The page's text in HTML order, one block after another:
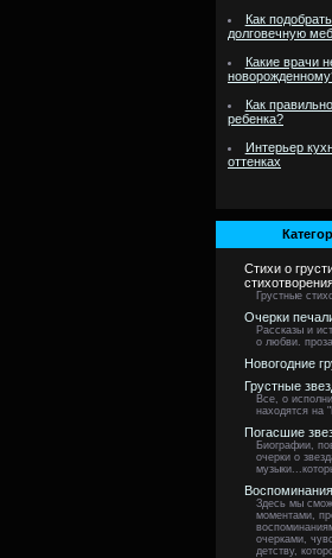
Как
долговечную
Какие врачи
Как
ребенка?
Интерьер
оттенках
Стихи о
Грустные
Очерки
Рассказы и
о любви.
Новогодние
Грустные
Все, о
находятся на
Погасшие
Биографии,
очерки о
Здесь мы
моментами,
очерками,
детству,